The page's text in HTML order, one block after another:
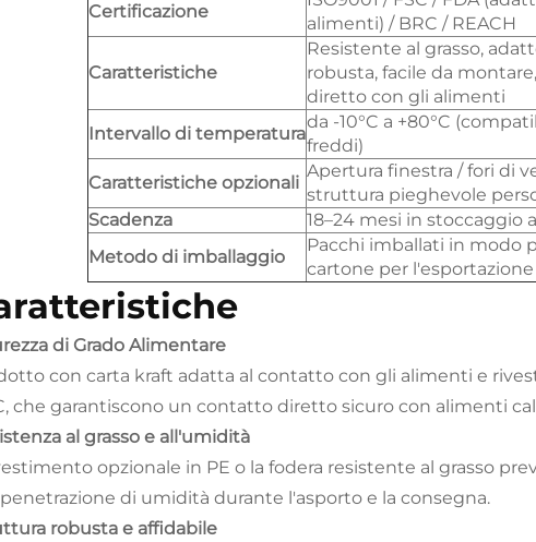
Certificazione
alimenti) / BRC / REACH
Caratteristiche
Resistente al grasso,
robusta, facile da
diretto con gli alimenti
Intervallo di temperatura
da -10°C a +80°C
freddi)
Caratteristiche opzionali
Apertura finestra / fori di
struttura pieghevole
Scadenza
18–24 mesi in stoccaggio
Metodo di imballaggio
Pacchi imballati in modo
cartone per l'esportazione
di Grado Alimentare
con carta kraft adatta al contatto con gli alimenti e
che garantiscono un contatto diretto sicuro con alimenti
al grasso e all'umidità
opzionale in PE o la fodera resistente al grasso
di umidità durante l'asporto e la consegna.
robusta e affidabile